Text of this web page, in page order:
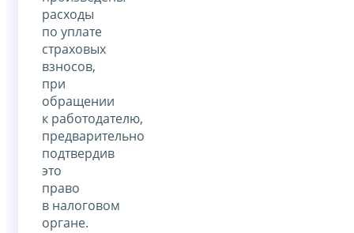
расходы
по уплате
страховых
взносов,
при
обращении
к работодателю,
предварительно
подтвердив
это
право
в налоговом
органе.